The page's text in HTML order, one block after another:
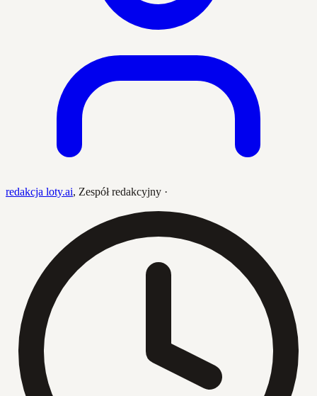
redakcja loty.ai, Zespół redakcyjny ·